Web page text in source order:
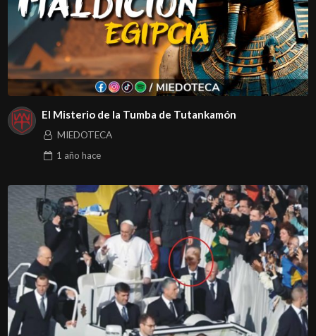
El Misterio de la Tumba de Tutankamón
MIEDOTECA
1 año hace